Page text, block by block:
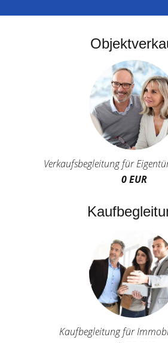
Verkaufsbegleitung für
0 EUR
Kaufbegleitung für